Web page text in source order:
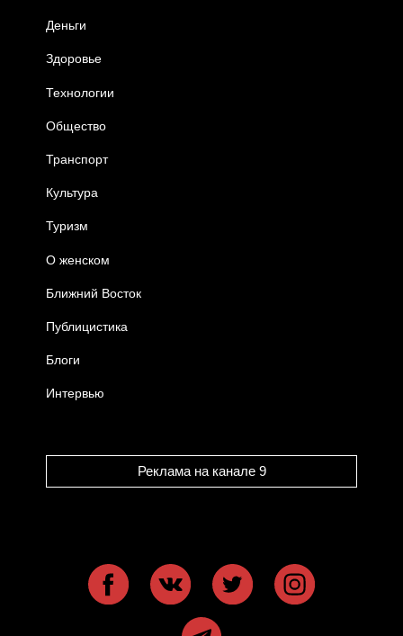
Деньги
Здоровье
Технологии
Общество
Транспорт
Культура
Туризм
О женском
Ближний Восток
Публицистика
Блоги
Интервью
Реклама на канале 9